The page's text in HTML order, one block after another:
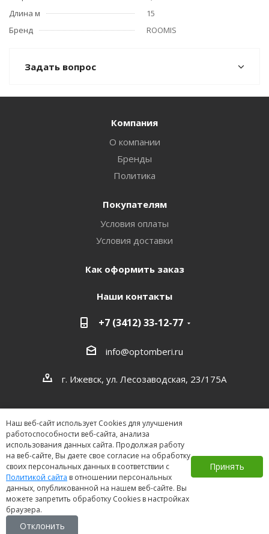
Длина м
15
Бренд
ROOMIS
Задать вопрос
Наш веб-сайт использует Cookies для улучшения
работоспособности веб-сайта, анализа
использования данных сайта. Продолжая работу
на веб-сайте, Вы даете свое согласие на обработку
своих персональных данных в соответствии с
Политикой сайта в отношении персональных
данных, опубликованной на нашем веб-сайте. Вы
можете запретить обработку Cookies в настройках
браузера.
Принять
Отклонить
Компания
О компании
Бренды
Политика
Покупателям
Условия оплаты
Условия доставки
Как оформить заказ
Наши контакты
+7 (3412) 33-12-77
info@optomberi.ru
г. Ижевск, ул. Лесозаводская, 23/175А
2026 ©